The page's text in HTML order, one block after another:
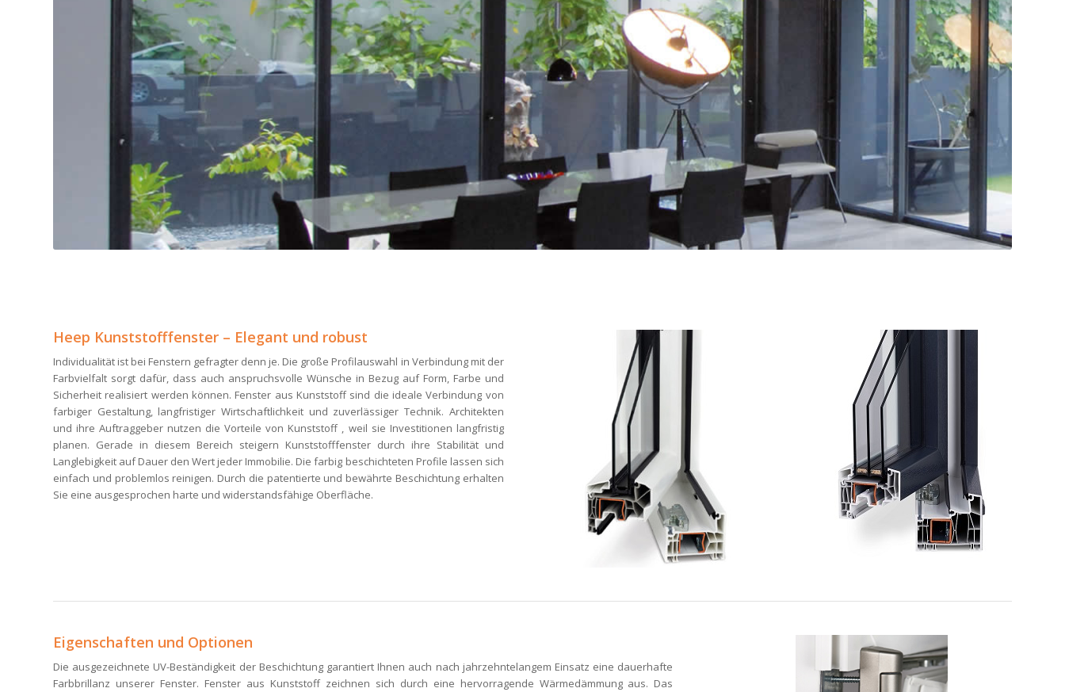
Heep Kunststofffenster – Elegant und robust
Individualität ist bei Fenstern gefragter denn je. Die große Profilauswahl in Verbindung mit der
Farbvielfalt sorgt dafür, dass auch anspruchsvolle Wünsche in Bezug auf Form, Farbe und
Sicherheit realisiert werden können. Fenster aus Kunststoff sind die ideale Verbindung von
farbiger Gestaltung, langfristiger Wirtschaftlichkeit und zuverlässiger Technik. Architekten
und ihre Auftraggeber nutzen die Vorteile von Kunststoff , weil sie Investitionen langfristig
planen. Gerade in diesem Bereich steigern Kunststofffenster durch ihre Stabilität und
Langlebigkeit auf Dauer den Wert jeder Immobilie. Die farbig beschichteten Profile lassen sich
einfach und problemlos reinigen. Durch die patentierte und bewährte Beschichtung erhalten
Sie eine ausgesprochen harte und widerstandsfähige Oberfläche.
Kunststoff-Fenster
76plus
Kunststoff-Fenster
88pro
Eigenschaften und Optionen
Die ausgezeichnete UV-Beständigkeit der Beschichtung garantiert Ihnen auch nach jahrzehntelangem Einsatz eine dauerhafte
Farbbrillanz unserer Fenster. Fenster aus Kunststoff zeichnen sich durch eine hervorragende Wärmedämmung aus. Das